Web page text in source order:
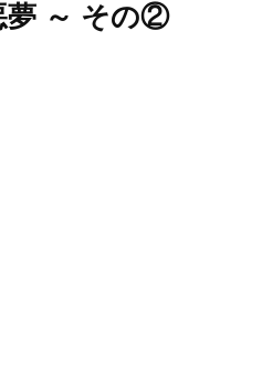
夢 ～ その②